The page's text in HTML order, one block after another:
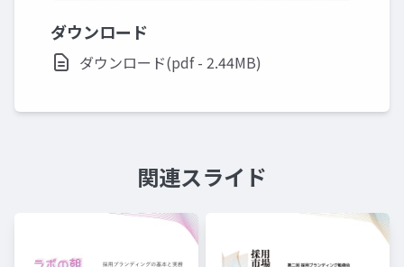
ダウンロード
ダウンロード(pdf - 2.44MB)
関連スライド